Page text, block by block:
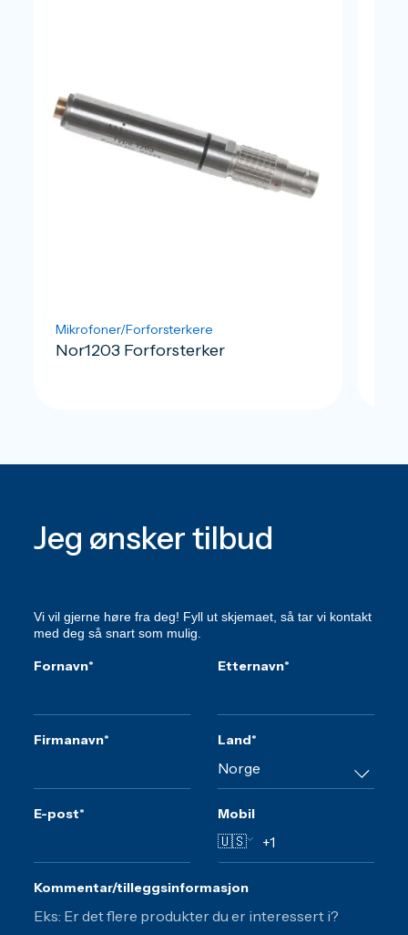
Mikrofoner/Forforsterkere
Nor1203 Forforsterker
Jeg ønsker tilbud
Vi vil gjerne høre fra deg! Fyll ut skjemaet, så tar vi kontakt
med deg så snart som mulig.
Fornavn* Etternavn*
Firmanavn* Land*
E-post* Mobil
🇺🇸
Kommentar/tilleggsinformasjon